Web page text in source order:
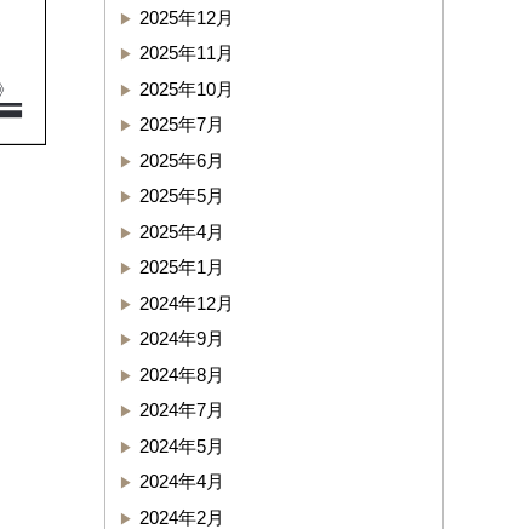
2025年12月
2025年11月
2025年10月
2025年7月
2025年6月
2025年5月
2025年4月
2025年1月
2024年12月
2024年9月
2024年8月
2024年7月
2024年5月
2024年4月
2024年2月